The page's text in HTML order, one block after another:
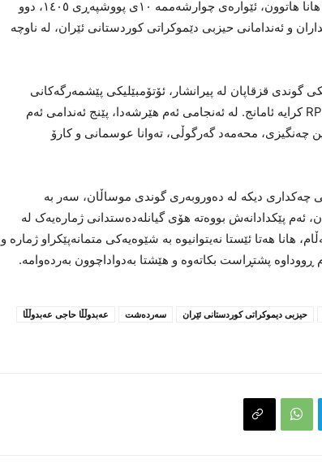
بەپێی ئەو ڕاپۆرتانەی بۆ ڕێکخراوی مافی مرۆڤی هانا هاتوون، ئێوارەی چوارشەممە ١٠ی پووشپەڕی ١٤٠٥، دوو
و ئەندامانی حیزبی دێموکراتی کوردستانی ئێران، لە ناوچە
گوندی قزقاپان لە پیرانشار، ئۆتۆمبێلیکی پێشمەرگەکانی
حیزبی دێموکراتی کوردستانی ئێران بە ڕاکێتی RPG کرایە ئامانج. لە ئەنجامی ئەم هێرشەدا، پێنج ئەندامی ئەم
چەنگیزی، محەمەد گەرگوڵی، تەوانا عوسمانی و کارۆ
چەکداری دیکە لە دەوروبەری گوندی موساڵان، سەر بە
ئەم پێکدادانەش بووەتە هۆی گیانلەدەستدانی ژمارەیەک لە
هانا هەتا ئێستا نەیتوانیوە بە شێوەیەکی متمانەپێکراو ژمارە و
پشتڕاست بکاتەوە و هێشتا بەدواداچوون بەردەوامە.
حیزبی دیموکراتی کوردستانی ئێران سەردەشت
عەبدوڵڵا حاجی عەبدوڵڵا